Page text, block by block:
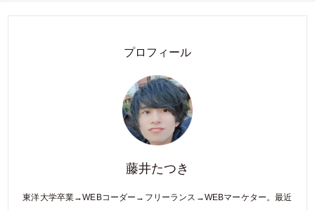
プロフィール
藤井たつき
東洋大学卒業→WEBコーダー→フリーランス→WEBマーケター。最近